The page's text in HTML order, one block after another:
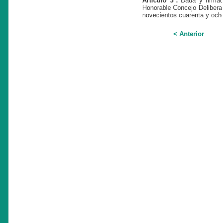
Honorable Concejo
novecientos cuarenta y
< Anterior